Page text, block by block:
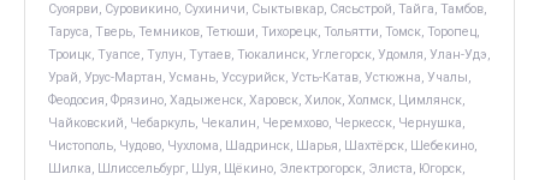
Суоярви, Суровикино, Сухиничи, Сыктывкар, Сясьстрой, Тайга, Тамбов,
Таруса, Тверь, Темников, Тетюши, Тихорецк, Тольятти, Томск, Торопец,
Троицк, Туапсе, Тулун, Тутаев, Тюкалинск, Углегорск, Удомля, Улан-Удэ,
Урай, Урус-Мартан, Усмань, Уссурийск, Усть-Катав, Устюжна, Учалы,
Феодосия, Фрязино, Хадыженск, Харовск, Хилок, Холмск, Цимлянск,
Чайковский, Чебаркуль, Чекалин, Черемхово, Черкесск, Чернушка,
Чистополь, Чудово, Чухлома, Шадринск, Шарья, Шахтёрск, Шебекино,
Шилка, Шлиссельбург, Шуя, Щёкино, Электрогорск, Элиста, Югорск,